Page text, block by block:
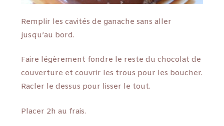
Remplir les cavités de ganache sans aller
jusqu’au bord.
Faire légèrement fondre le reste du chocolat de
couverture et couvrir les trous pour les boucher.
Racler le dessus pour lisser le tout.
Placer 2h au frais.